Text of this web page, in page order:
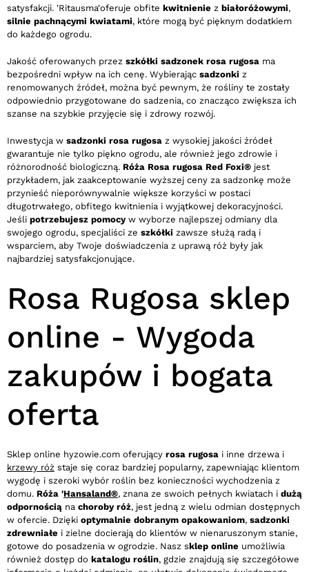
satysfakcji. 'Ritausma'oferuje obfite kwitnienie z białoróżowymi,
silnie pachnącymi kwiatami, które mogą być pięknym dodatkiem
do każdego ogrodu.
Jakość oferowanych przez szkółki sadzonek rosa rugosa ma
bezpośredni wpływ na ich cenę. Wybierając sadzonki z
renomowanych źródeł, można być pewnym, że rośliny te zostały
odpowiednio przygotowane do sadzenia, co znacząco zwiększa ich
szanse na szybkie przyjęcie się i zdrowy rozwój.
Inwestycja w sadzonki rosa rugosa z wysokiej jakości źródeł
gwarantuje nie tylko piękno ogrodu, ale również jego zdrowie i
różnorodność biologiczną. Róża Rosa rugosa Red Foxi® jest
przykładem, jak zaakceptowanie wyższej ceny za sadzonkę może
przynieść nieporównywalnie większe korzyści w postaci
długotrwałego, obfitego kwitnienia i wyjątkowej dekoracyjności.
Jeśli potrzebujesz pomocyw wyborze najlepszej odmiany dla
swojego ogrodu, specjaliści ze szkółki zawsze służą radą i
wsparciem, aby Twoje doświadczenia z uprawą róż były jak
najbardziej satysfakcjonujące.
Rosa Rugosa sklep
online - Wygoda
zakupów i bogata
oferta
Sklep online hyzowie.com oferujący rosa rugosa i inne drzewa i
krzewy róż staje się coraz bardziej popularny, zapewniając klientom
wygodę i szeroki wybór roślin bez konieczności wychodzenia z
domu. Róża 'Hansaland®, znana ze swoich pełnych kwiatach i dużą
odpornością na choroby róż, jest jedną z wielu odmian dostępnych
w ofercie. Dzięki optymalnie dobranym opakowaniom, sadzonki
zdrewniałe i zielne docierają do klientów w nienaruszonym stanie,
gotowe do posadzenia w ogrodzie. Nasz sklep online umożliwia
również dostęp do katalogu roślin, gdzie znajdują się szczegółowe